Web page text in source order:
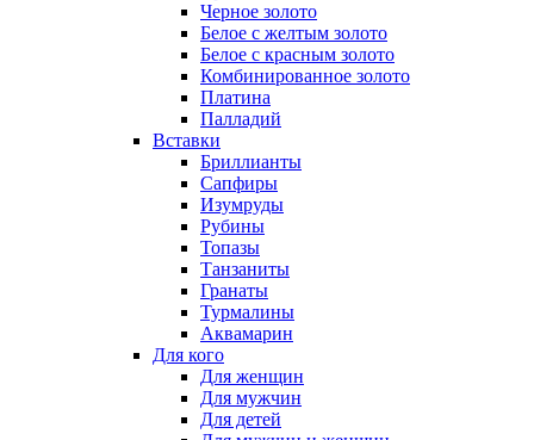
Черное золото
Белое с желтым золото
Белое с красным золото
Комбинированное золото
Платина
Палладий
Вставки
Бриллианты
Сапфиры
Изумруды
Рубины
Топазы
Танзаниты
Гранаты
Турмалины
Аквамарин
Для кого
Для женщин
Для мужчин
Для детей